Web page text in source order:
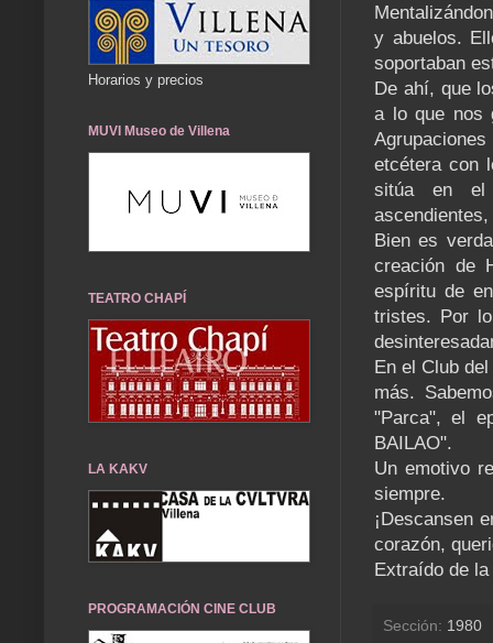
y abuelos.
soportaban
De ahí, que
a lo que nos
etcétera con
sitúa en el
Bien es
creación de
espíritu de
tristes. Por
En el Club
más.
"Parca", el
BAILAO".
Un emotivo
siempre.
¡Descansen
corazón,
Extraído de
Sección: 1980
Horarios y precios
MUVI Museo de Villena
TEATRO CHAPÍ
LA KAKV
PROGRAMACIÓN CINE CLUB